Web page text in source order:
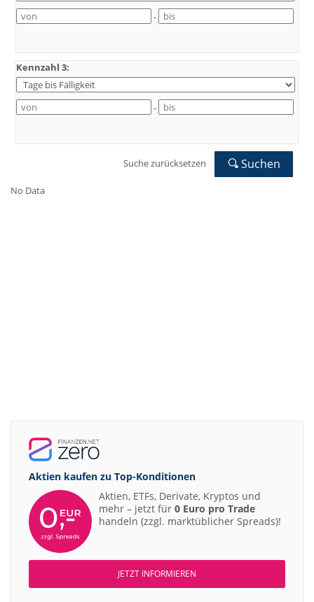
-
Kennzahl 3:
-
Suchen
Suche zurücksetzen
No Data
Aktien kaufen zu Top-Konditionen
Aktien, ETFs, Derivate, Kryptos und
mehr – jetzt für 0 Euro pro Trade
handeln (zzgl. marktüblicher Spreads)!
JETZT INFORMIEREN